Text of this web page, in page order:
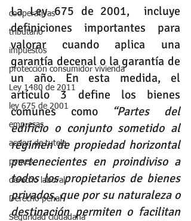
cooperativas
tributario
impuestos
protección consumidor vivienda
Ley 1480 de 2011
ley 675 de 2001
empresas
accion de tutela
pymes
derecho laboral
Derecho penal
Seguridad ciudadana
La Ley 675 de 2001,  incluye
definiciones importantes para
valorar cuando aplica una
garantía decenal o la garantía de
un año. En esta medida, el
artículo 3 define los bienes
comunes como
“Partes del
edificio o conjunto sometido al
régimen de propiedad horizontal
pertenecientes en proindiviso a
todos los propietarios de bienes
privados, que por su naturaleza o
destinación permiten o facilitan